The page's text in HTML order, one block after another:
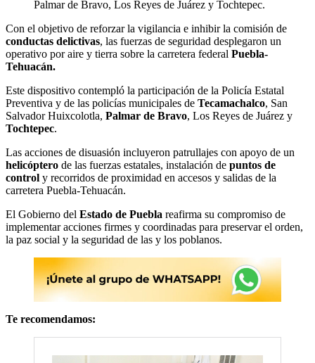
Palmar de Bravo, Los Reyes de Juárez y Tochtepec.
Con el objetivo de reforzar la vigilancia e inhibir la comisión de
conductas delictivas, las fuerzas de seguridad desplegaron un
operativo por aire y tierra sobre la carretera federal Puebla-
Tehuacán.
Este dispositivo contempló la participación de la Policía Estatal
Preventiva y de las policías municipales de Tecamachalco, San
Salvador Huixcolotla, Palmar de Bravo, Los Reyes de Juárez y
Tochtepec.
Las acciones de disuasión incluyeron patrullajes con apoyo de un
helicóptero de las fuerzas estatales, instalación de puntos de
control y recorridos de proximidad en accesos y salidas de la
carretera Puebla-Tehuacán.
El Gobierno del Estado de Puebla reafirma su compromiso de
implementar acciones firmes y coordinadas para preservar el orden,
la paz social y la seguridad de las y los poblanos.
Te recomendamos: